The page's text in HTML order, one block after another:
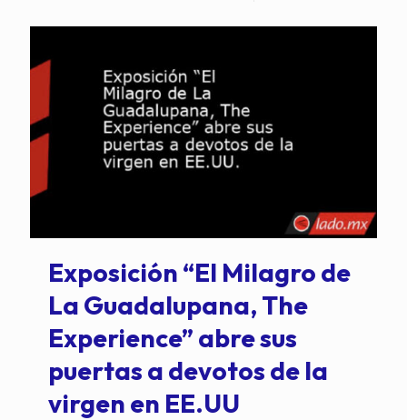
Exposición “El Milagro de
La Guadalupana, The
Experience” abre sus
puertas a devotos de la
virgen en EE.UU